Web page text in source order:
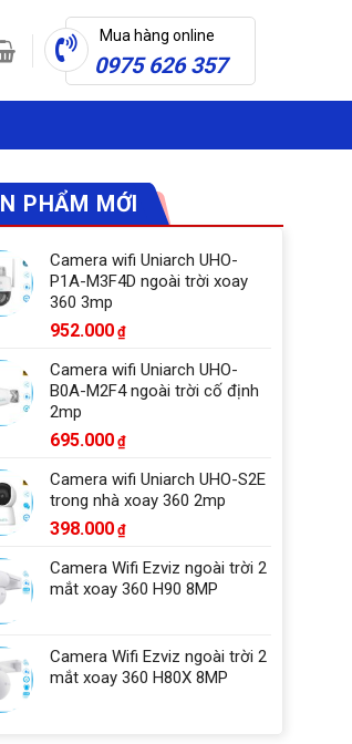
Mua hàng online
0975 626 357
PHẨM MỚI
Camera wifi Uniarch UHO-
P1A-M3F4D ngoài trời xoay
360 3mp
952.000 ₫
Camera wifi Uniarch UHO-
B0A-M2F4 ngoài trời cố định
2mp
695.000 ₫
Camera wifi Uniarch UHO-S2E
trong nhà xoay 360 2mp
398.000 ₫
Camera Wifi Ezviz ngoài trời 2
mắt xoay 360 H90 8MP
Camera Wifi Ezviz ngoài trời 2
mắt xoay 360 H80X 8MP